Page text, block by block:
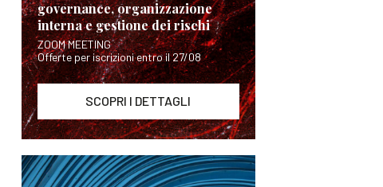
governance, organizzazione
interna e gestione dei rischi
ZOOM MEETING
Offerte per iscrizioni entro il 27/08
SCOPRI I DETTAGLI